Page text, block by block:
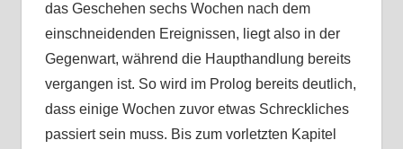
das Geschehen sechs Wochen nach dem
einschneidenden Ereignissen, liegt also in der
Gegenwart, während die Haupthandlung bereits
vergangen ist. So wird im Prolog bereits deutlich,
dass einige Wochen zuvor etwas Schreckliches
passiert sein muss. Bis zum vorletzten Kapitel